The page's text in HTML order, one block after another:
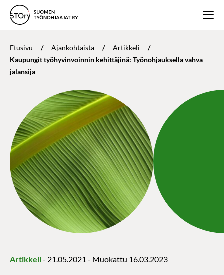
Etusivu / Ajankohtaista / Artikkeli
/
Kaupungit työhyvinvoinnin kehittäjinä: Työnohjauksella vahva
jalansija
Artikkeli- 21.05.2021 - Muokattu 16.03.2023